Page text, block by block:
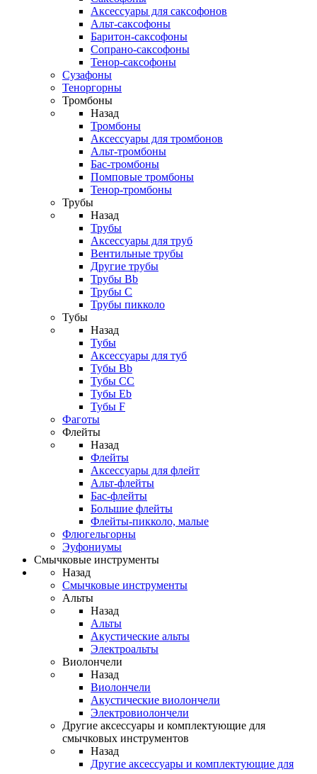
Аксессуары для саксофонов
Альт-саксофоны
Баритон-саксофоны
Сопрано-саксофоны
Тенор-саксофоны
Сузафоны
Теноргорны
Тромбоны
Назад
Тромбоны
Аксессуары для тромбонов
Альт-тромбоны
Бас-тромбоны
Помповые тромбоны
Тенор-тромбоны
Трубы
Назад
Трубы
Аксессуары для труб
Вентильные трубы
Другие трубы
Трубы Bb
Трубы C
Трубы пикколо
Тубы
Назад
Тубы
Аксессуары для туб
Тубы Bb
Тубы CC
Тубы Eb
Тубы F
Фаготы
Флейты
Назад
Флейты
Аксессуары для флейт
Альт-флейты
Бас-флейты
Большие флейты
Флейты-пикколо, малые
Флюгельгорны
Эуфониумы
Смычковые инструменты
Назад
Смычковые инструменты
Альты
Назад
Альты
Акустические альты
Электроальты
Виолончели
Назад
Виолончели
Акустические виолончели
Электровиолончели
Другие аксессуары и комплектующие для
смычковых инструментов
Назад
Другие аксессуары и комплектующие для